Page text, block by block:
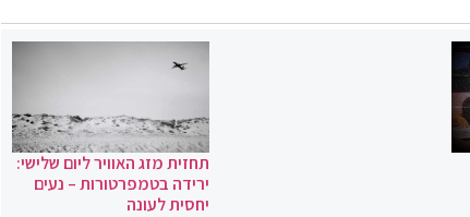
תחזית מזג האוויר ליום שלישי:
ירידה בטמפרטורות – נעים
יחסית לעונה